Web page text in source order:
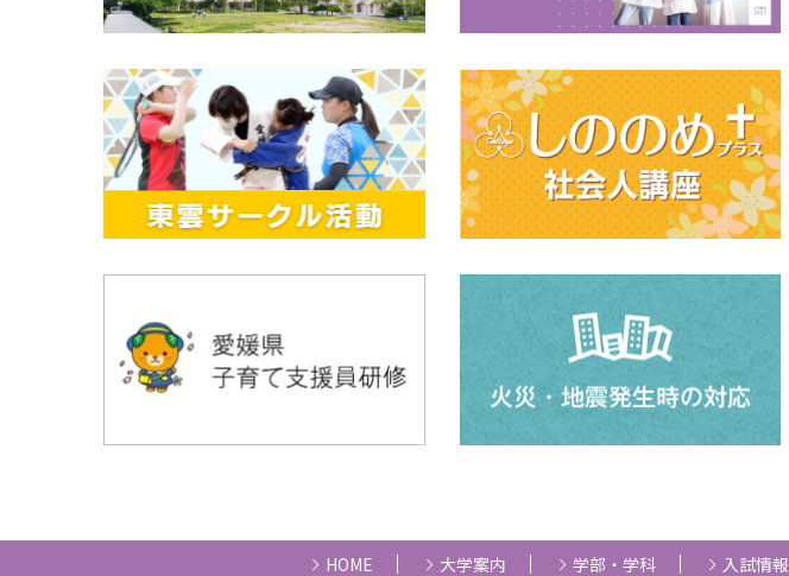
HOME 大学案内 学部・学科 入試情報